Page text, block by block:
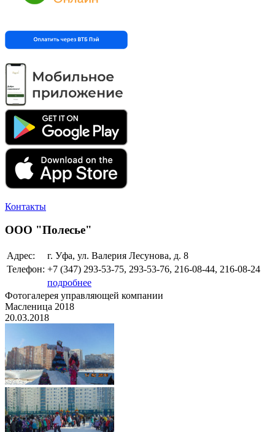
Контакты
ООО "Полесье"
Адрес:
г. Уфа, ул. Валерия Лесунова, д. 8
Телефон: +7 (347) 293-53-75, 293-53-76, 216-08-44, 216-08-24
подробнее
Фотогалерея управляющей компании
Масленица 2018
20.03.2018